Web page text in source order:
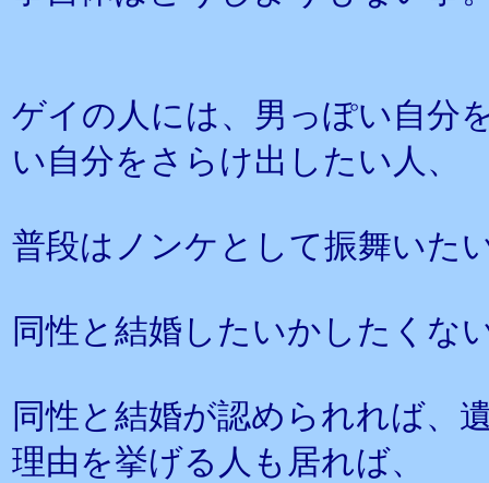
ゲイの人には、男っぽい自分
い自分をさらけ出したい人、
普段はノンケとして振舞いた
同性と結婚したいかしたくな
同性と結婚が認められれば、
理由を挙げる人も居れば、